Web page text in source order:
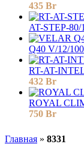
435 Br
AT-STEP-
Q40 V/12/
RT-AT-
432 Br
ROYAL
750 Br
Главная » 8331